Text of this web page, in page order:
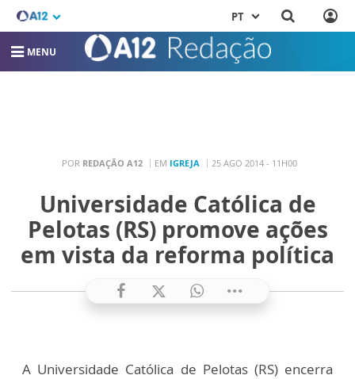
PT
MENU
POR REDAÇÃO A12 EM IGREJA 25 AGO 2014 - 11H00
Universidade Católica de
Pelotas (RS) promove ações
em vista da reforma política
A Universidade Católica de Pelotas (RS) encerra